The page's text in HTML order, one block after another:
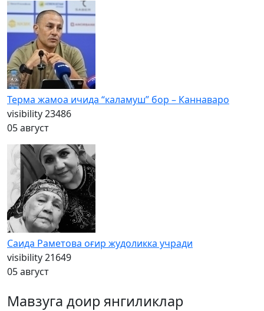
Терма жамоа ичида “каламуш” бор – Каннаваро
visibility23486
05 август
Саида Раметова оғир жудоликка учради
visibility21649
05 август
Мавзуга доир янгиликлар